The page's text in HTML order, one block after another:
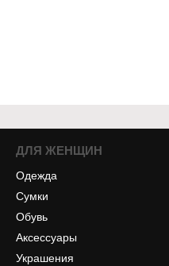
ДЛЯ ЖЕНЩИН
Одежда
Сумки
Обувь
Аксессуары
Украшения